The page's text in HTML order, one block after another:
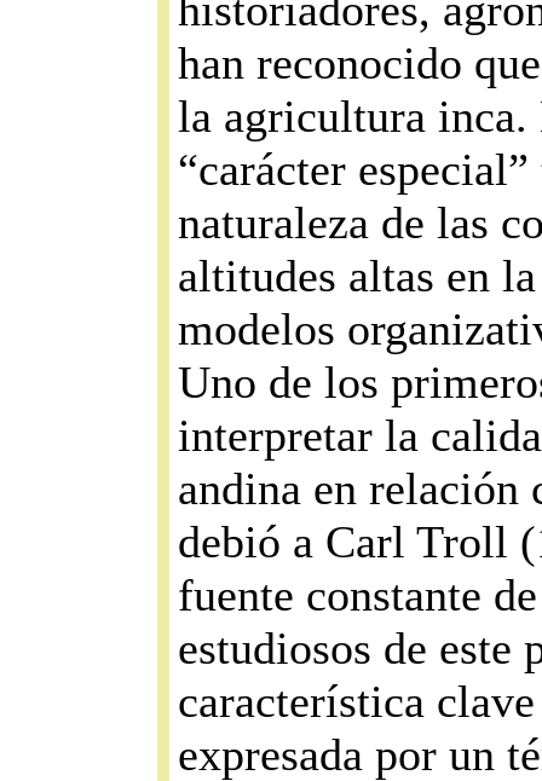
han reconocido
la agricultura inca.
“carácter
naturaleza de las
altitudes altas en
modelos
Uno de los
interpretar la
andina en relación
debió a Carl Troll
fuente constante
estudiosos de
característica
expresada por un